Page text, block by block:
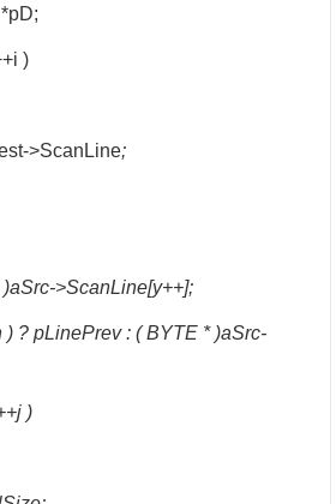
)
>ScanLine;
>ScanLine[y++];
) ? pLinePrev : ( BYTE * )aSrc-
)